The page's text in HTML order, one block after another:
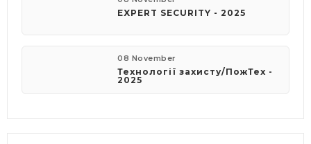
EXPERT SECURITY - 2025
08 November
Технології захисту/ПожТех -
2025